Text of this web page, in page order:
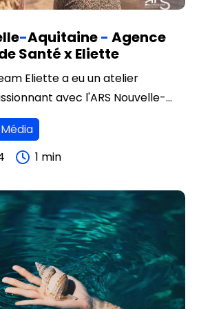
-Aquitaine- Agence
Santé x Eliette
Eliette a eu un atelier
avec l'ARS Nouvelle-
régionale de Santé !
Média
1 min